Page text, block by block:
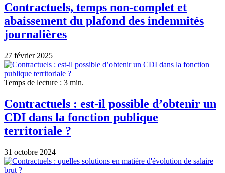
Contractuels, temps non-complet et
abaissement du plafond des indemnités
journalières
27 février 2025
Temps de lecture : 3 min.
Contractuels : est-il possible d’obtenir un
CDI dans la fonction publique
territoriale ?
31 octobre 2024